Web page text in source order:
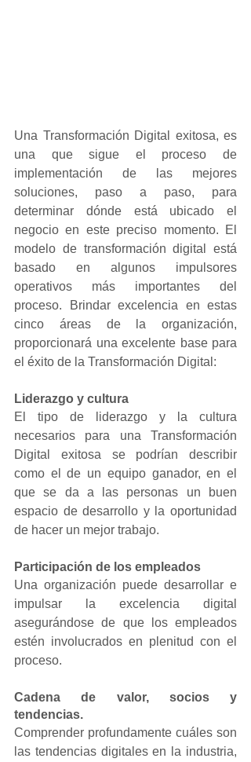
Una Transformación Digital exitosa, es
una que sigue el proceso de
implementación de las mejores
soluciones, paso a paso, para
determinar dónde está ubicado el
negocio en este preciso momento. El
modelo de transformación digital está
basado en algunos impulsores
operativos más importantes del
proceso. Brindar excelencia en estas
cinco áreas de la organización,
proporcionará una excelente base para
el éxito de la Transformación Digital:
Liderazgo y cultura
El tipo de liderazgo y la cultura
necesarios para una Transformación
Digital exitosa se podrían describir
como el de un equipo ganador, en el
que se da a las personas un buen
espacio de desarrollo y la oportunidad
de hacer un mejor trabajo.
Participación de los empleados
Una organización puede desarrollar e
impulsar la excelencia digital
asegurándose de que los empleados
estén involucrados en plenitud con el
proceso.
Cadena de valor, socios y
tendencias.
Comprender profundamente cuáles son
las tendencias digitales en la industria,